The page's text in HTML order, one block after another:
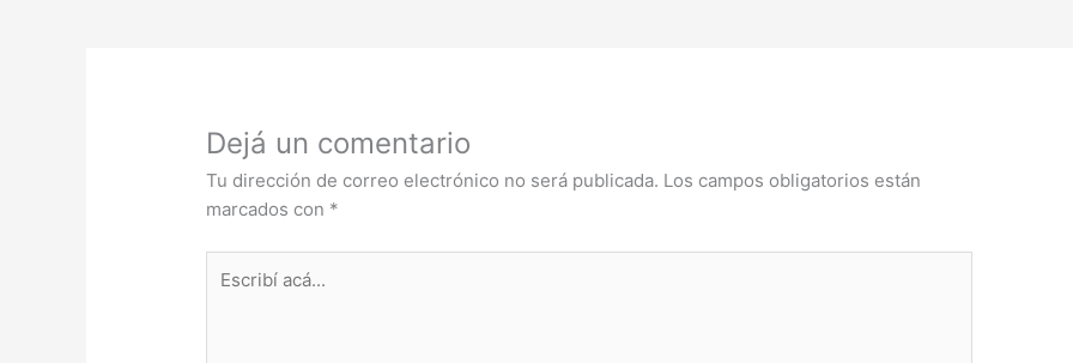
Dejá un comentario
Tu dirección de correo electrónico no será publicada. Los campos obligatorios están
marcados con *
acá...